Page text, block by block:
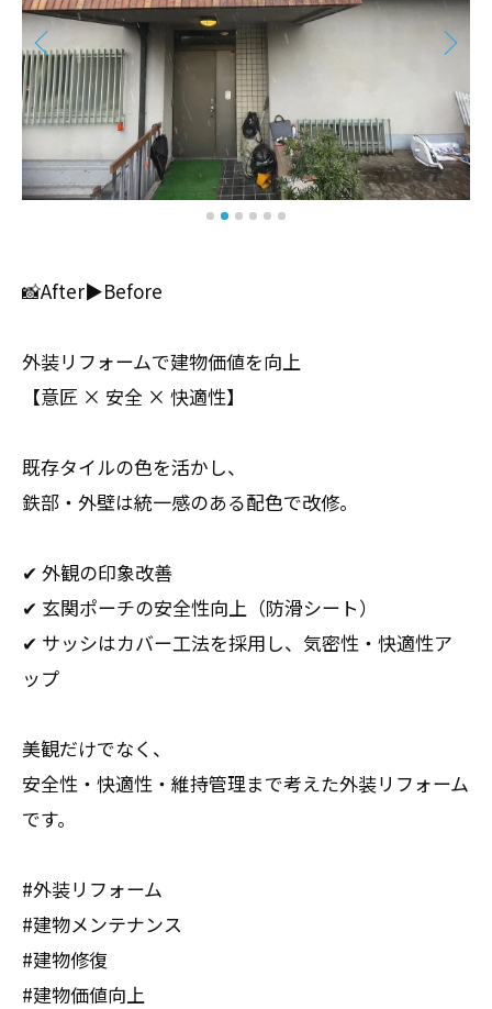
📸After▶︎Before
外装リフォームで建物価値を向上
【意匠 × 安全 × 快適性】
既存タイルの色を活かし、
鉄部・外壁は統一感のある配色で改修。
✔ 外観の印象改善
✔ 玄関ポーチの安全性向上（防滑シート）
✔ サッシはカバー工法を採用し、気密性・快適性ア
ップ
美観だけでなく、
安全性・快適性・維持管理まで考えた外装リフォーム
です。
#外装リフォーム
#建物メンテナンス
#建物修復
#建物価値向上